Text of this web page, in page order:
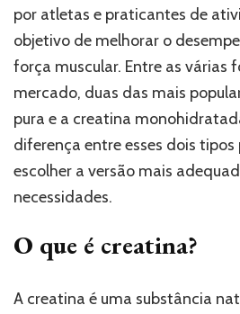
por atletas e praticantes de
objetivo de melhorar o
força muscular. Entre as várias
mercado, duas das mais
pura e a creatina
diferença entre esses dois tipos
escolher a versão mais
necessidades.
O que é creatina?
A creatina é uma substância